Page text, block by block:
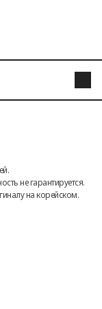
не гарантируется.
на корейском.